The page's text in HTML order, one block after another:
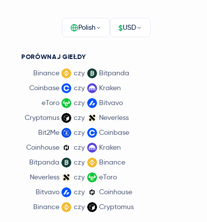
Polish $USD
PORÓWNAJ GIEŁDY
Binance czy
Bitpanda
Coinbase
czy
Kraken
eToro
czy
Bitvavo
Cryptomus
czy
Neverless
Bit2Me
czy
Coinbase
Coinhouse
czy
Kraken
Bitpanda
czy
Binance
Neverless
czy
eToro
Bitvavo
czy
Coinhouse
Binance
czy Cryptomus